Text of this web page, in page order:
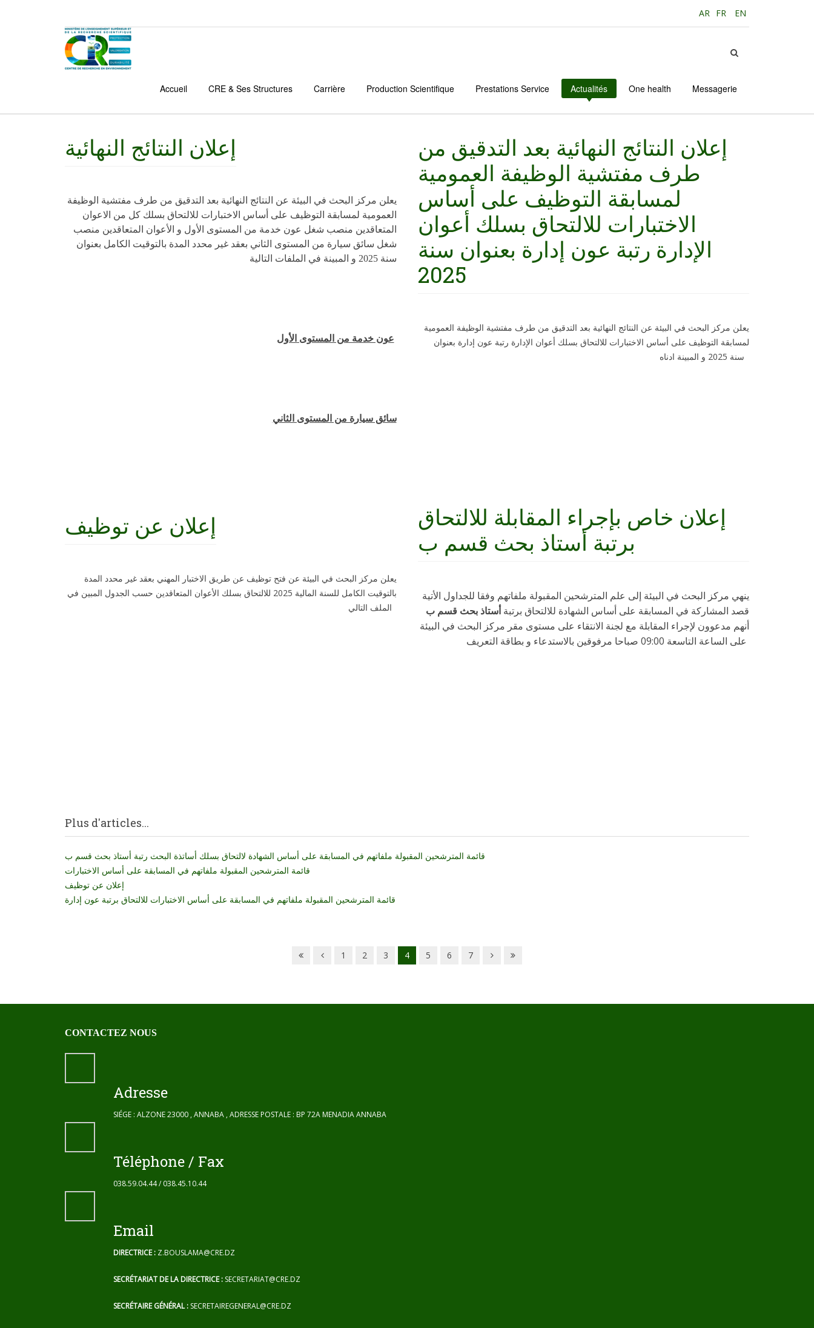
AR FR EN
Accueil CRE & Ses Structures Carrière Production Scientifique Prestations Service Actualités One health Messagerie
إعلان النتائج النهائية
يعلن مركز البحث في البيئة عن النتائج النهائية بعد التدقيق من طرف مفتشية الوظيفة
العمومية لمسابقة التوظيف على أساس الاختبارات للالتحاق بسلك كل من الاعوان
المتعاقدين منصب شغل عون خدمة من المستوى الأول و الأعوان المتعاقدين منصب
شغل سائق سيارة من المستوى الثاني بعقد غير محدد المدة بالتوقيت الكامل بعنوان
سنة 2025 و المبينة في الملفات التالية
عون خدمة من المستوى الأول
سائق سيارة من المستوى الثاني
إعلان عن توظيف
يعلن مركز البحث في البيئة عن فتح توظيف عن طريق الاختبار المهني بعقد غير محدد المدة
بالتوقيت الكامل للسنة المالية 2025 للالتحاق بسلك الأعوان المتعاقدين حسب الجدول المبين في
إعلان النتائج النهائية بعد التدقيق من
طرف مفتشية الوظيفة العمومية
لمسابقة التوظيف على أساس
الاختبارات للالتحاق بسلك أعوان
الإدارة رتبة عون إدارة بعنوان سنة
2025
يعلن مركز البحث في البيئة عن النتائج النهائية بعد التدقيق من طرف مفتشية الوظيفة العمومية
لمسابقة التوظيف على أساس الاختبارات للالتحاق بسلك أعوان الإدارة رتبة عون إدارة بعنوان
إعلان خاص بإجراء المقابلة للالتحاق
برتبة أستاذ بحث قسم ب
ينهي مركز البحث في البيئة إلى علم المترشحين المقبولة ملفاتهم وفقا للجداول الأتية
قصد المشاركة في المسابقة على أساس الشهادة للالتحاق برتبةأستاذ بحث قسم ب
أنهم مدعوون لإجراء المقابلة مع لجنة الانتقاء على مستوى مقر مركز البحث في البيئة
Plus d'articles...
قائمة المترشحين المقبولة ملفاتهم في المسابقة على أساس الشهادة لالتحاق بسلك أساتذة البحث رتبة أستاذ بحث قسم ب
قائمة المترشحين المقبولة ملفاتهم في المسابقة على أساس الاختبارات
إعلان عن توظيف
قائمة المترشحين المقبولة ملفاتهم في المسابقة على أساس الاختبارات للالتحاق برتبة عون إدارة
1 2 3 4 5 6 7
CONTACTEZ NOUS
Adresse
SIÉGE : ALZONE 23000 , ANNABA , ADRESSE POSTALE : BP 72A MENADIA ANNABA
Téléphone / Fax
038.59.04.44 / 038.45.10.44
Email
DIRECTRICE : Z.BOUSLAMA@CRE.DZ
SECRÉTARIAT DE LA DIRECTRICE : SECRETARIAT@CRE.DZ
SECRÉTAIRE GÉNÉRAL : SECRETAIREGENERAL@CRE.DZ